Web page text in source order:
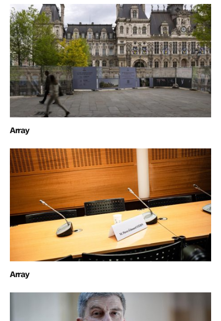
Array
Array